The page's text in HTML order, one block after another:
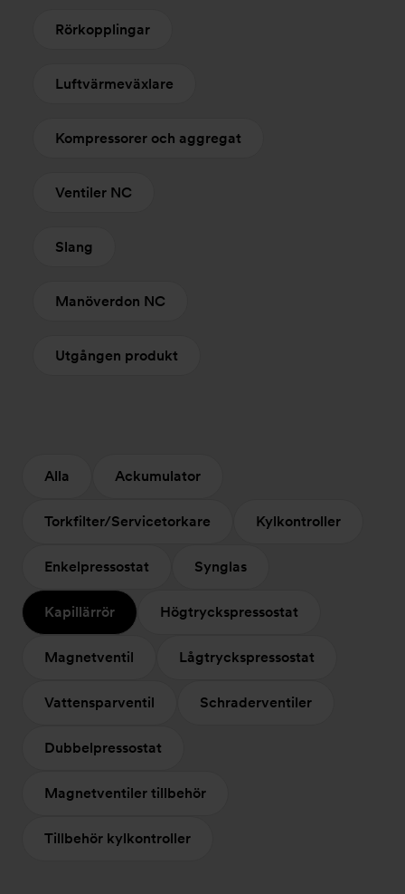
Rörkopplingar
Luftvärmeväxlare
Kompressorer och aggregat
Ventiler NC
Slang
Manöverdon NC
Utgången produkt
Alla Ackumulator
Torkfilter/Servicetorkare Kylkontroller
Enkelpressostat Synglas
Kapillärrör Högtryckspressostat
Magnetventil Lågtryckspressostat
Vattensparventil Schraderventiler
Dubbelpressostat
Magnetventiler tillbehör
Tillbehör kylkontroller